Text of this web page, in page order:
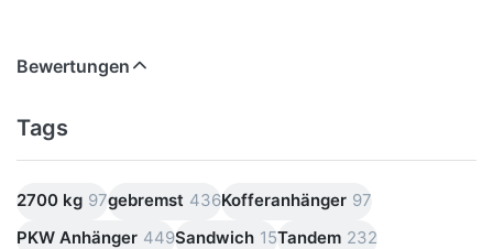
Bewertungen
Tags
2700 kg 97gebremst 436Kofferanhänger 97
PKW Anhänger 449Sandwich 15Tandem 232